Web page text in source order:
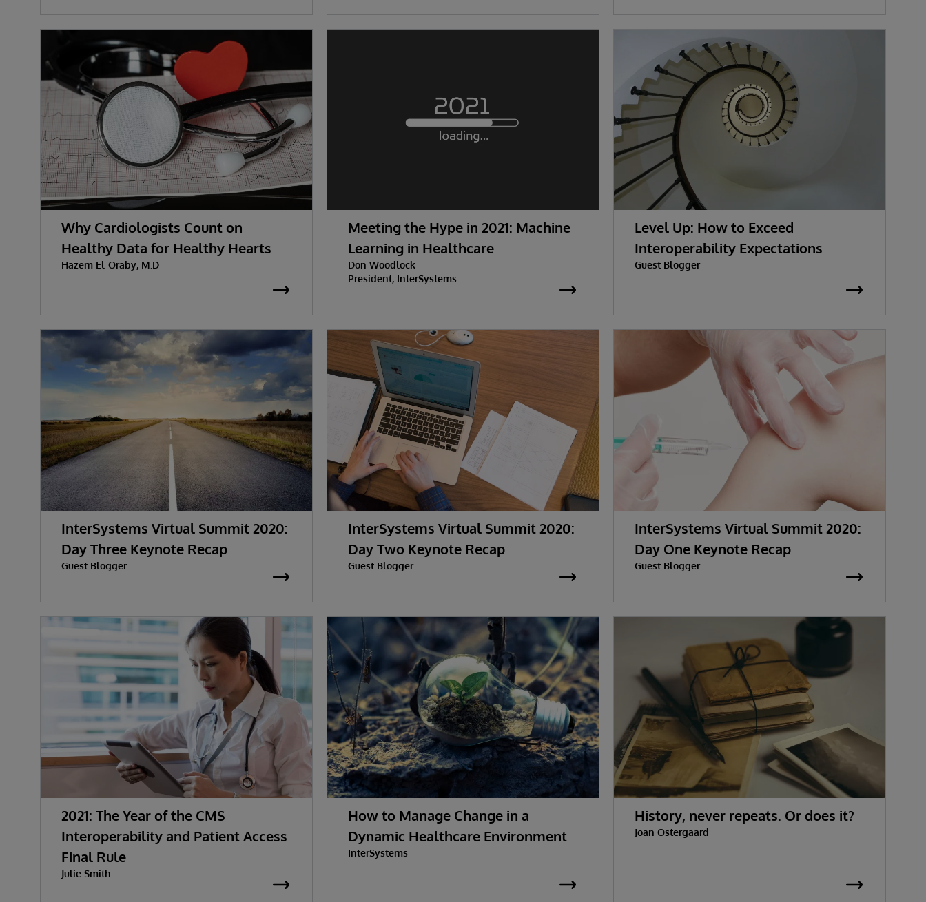
Why Cardiologists Count on
Healthy Data for Healthy Hearts
Hazem El-Oraby, M.D
Meeting the Hype in 2021: Machine
Learning in Healthcare
Don Woodlock
President, InterSystems
Level Up: How to Exceed
Interoperability Expectations
Guest Blogger
InterSystems Virtual Summit 2020:
Day Three Keynote Recap
Guest Blogger
InterSystems Virtual Summit 2020:
Day Two Keynote Recap
Guest Blogger
InterSystems Virtual Summit 2020:
Day One Keynote Recap
Guest Blogger
2021: The Year of the CMS
Interoperability and Patient Access
Final Rule
Julie Smith
How to Manage Change in a
Dynamic Healthcare Environment
InterSystems
History, never repeats. Or does it?
Joan Ostergaard